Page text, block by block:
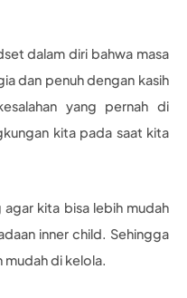
dalam diri bahwa masa
dan penuh dengan kasih
yang pernah di
kita pada saat kita
agar kita bisa lebih mudah
inner child. Sehingga
di kelola.